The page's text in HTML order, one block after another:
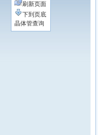
刷新页面
下到页底
晶体管查询